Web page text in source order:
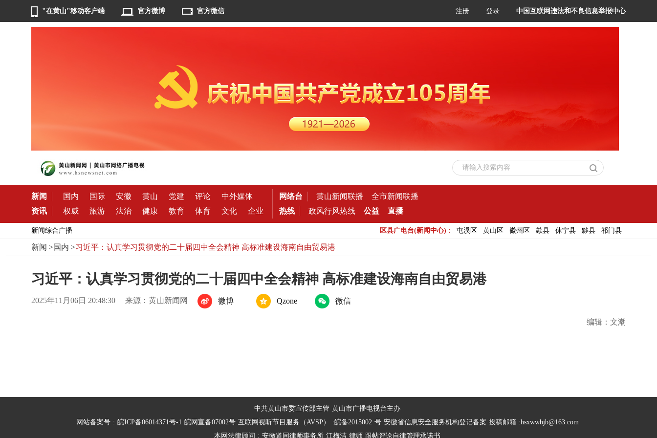
"在黄山"移动客户端 官方微博 官方微信 注册 登录 中国互联网违法和不良信息举报中心
请输入搜索内容
新闻 国内 国际 安徽 黄山 党建 评论
中外媒体
资讯
权威 旅游 法治 健康 教育 体育 文化 企业
网络台 黄山新闻联播
全市新闻联播
热线
政风行风热线 公益 直播
新闻综合广播 区县广电台(新闻中心) : 屯溪区 黄山区 徽州区 歙县 休宁县 黟县 祁门县
新闻 >国内 >习近平：认真学习贯彻党的二十届四中全会精神 高标准建设海南自由贸易港
习近平：认真学习贯彻党的二十届四中全会精神 高标准建设海南自由贸易港
2025年11月06日 20:48:30 来源：黄山新闻网 微博 Qzone 微信
编辑：文潮
中共黄山市委宣传部主管 黄山市广播电视台主办
网站备案号 : 皖ICP备06014371号-1 皖网宣备07002号 互联网视听节目服务（AVSP） :皖备2015002 号 安徽省信息安全服务机构登记备案 投稿邮箱 :hsxwwbjb@163.com
本网法律顾问 : 安徽道同律师事务所 江梅洁 律师 跟帖评论自律管理承诺书